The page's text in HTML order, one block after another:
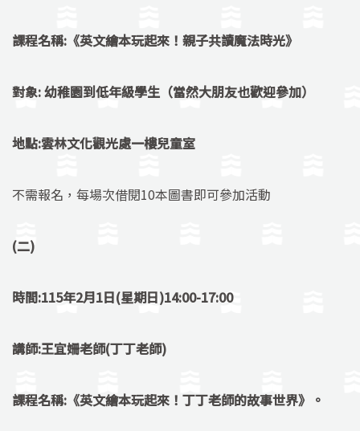
課程名稱:《英文繪本玩起來！親子共讀魔法時光》
對象: 幼稚園到低年級學生（當然大朋友也歡迎參加）
地點:雲林文化觀光處一樓兒童室
不需報名，每場次借閱10本圖書即可參加活動
(二)
時間:115年2月1日(星期日)14:00-17:00
講師:王宜姍老師(丁丁老師)
課程名稱:《英文繪本玩起來！丁丁老師的故事世界》。